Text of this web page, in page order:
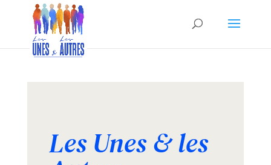
Les Unes & les